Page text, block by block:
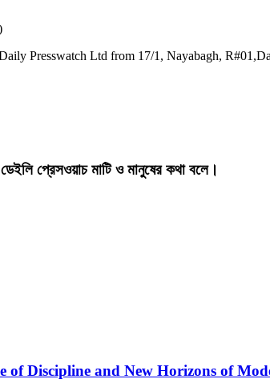
Presswatch Ltd from 17/1, Nayabagh,
প্রেসওয়াচ মাটি ও মানুষের কথা বলে।
of Discipline and New Horizons of